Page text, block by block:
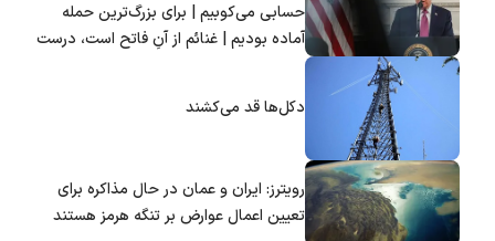
حسابی می‌کوبیم | برای بزرگ‌ترین حمله
آماده بودیم | غنائم از آنِ فاتح است، درست
دکل‌ها قد می‌کشند
رویترز: ایران و عمان در حال مذاکره برای
تعیین اعمال عوارض بر تنگه هرمز هستند